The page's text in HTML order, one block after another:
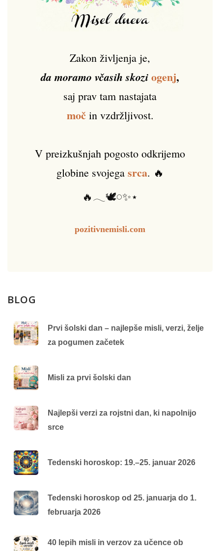
Zakon življenja je,
da moramo včasih skoziogenj,
saj prav tam nastajata
močin vzdržljivost.
V preizkušnjah pogosto odkrijemo
globine svojega srca. 🔥
🔥𓂃🕊️𓏸✨⋆
pozitivnemisli.com
BLOG
Prvi šolski dan – najlepše misli, verzi, želje
za pogumen začetek
Misli za prvi šolski dan
Najlepši verzi za rojstni dan, ki napolnijo
srce
Tedenski horoskop: 19.–25. januar 2026
Tedenski horoskop od 25. januarja do 1.
februarja 2026
40 lepih misli in verzov za učence ob